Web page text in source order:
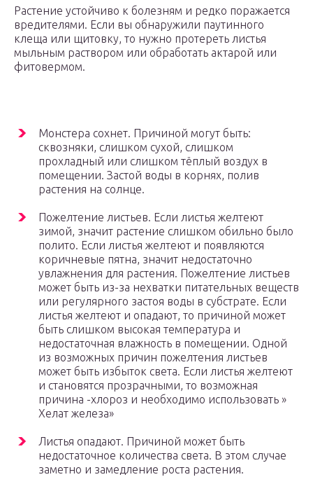
Растение устойчиво к болезням и редко поражается
вредителями. Если вы обнаружили паутинного
клеща или щитовку, то нужно протереть листья
мыльным раствором или обработать актарой или
фитовермом.
Монстера сохнет. Причиной могут быть:
сквозняки, слишком сухой, слишком
прохладный или слишком тёплый воздух в
помещении. Застой воды в корнях, полив
растения на солнце.
Пожелтение листьев. Если листья желтеют
зимой, значит растение слишком обильно было
полито. Если листья желтеют и появляются
коричневые пятна, значит недостаточно
увлажнения для растения. Пожелтение листьев
может быть из-за нехватки питательных веществ
или регулярного застоя воды в субстрате. Если
листья желтеют и опадают, то причиной может
быть слишком высокая температура и
недостаточная влажность в помещении. Одной
из возможных причин пожелтения листьев
может быть избыток света. Если листья желтеют
и становятся прозрачными, то возможная
причина -хлороз и необходимо использовать »
Хелат железа»
Листья опадают. Причиной может быть
недостаточное количества света. В этом случае
заметно и замедление роста растения.